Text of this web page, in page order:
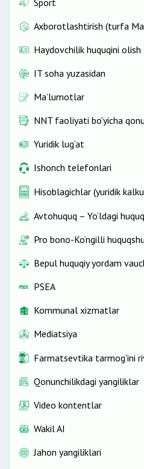
Fuqarolik ishlari
va manzillari
.
Sport
Axborotlashtirish (turfa
Haydovchilik huquqini olish
IT soha yuzasidan
Ma’lumotlar
NNT faoliyati bo'yicha
Yuridik lug‘at
Ishonch telefonlari
Hisoblagichlar (yuridik
Avtohuquq – Yo‘ldagi
Pro bono-Ko‘ngilli
Bepul huquqiy yordam
PSEA
Kommunal xizmatlar
Mediatsiya
Farmatsevtika tarmog'ini
Qonunchilikdagi yangiliklar
Video kontentlar
Wakil AI
Jahon yangiliklari